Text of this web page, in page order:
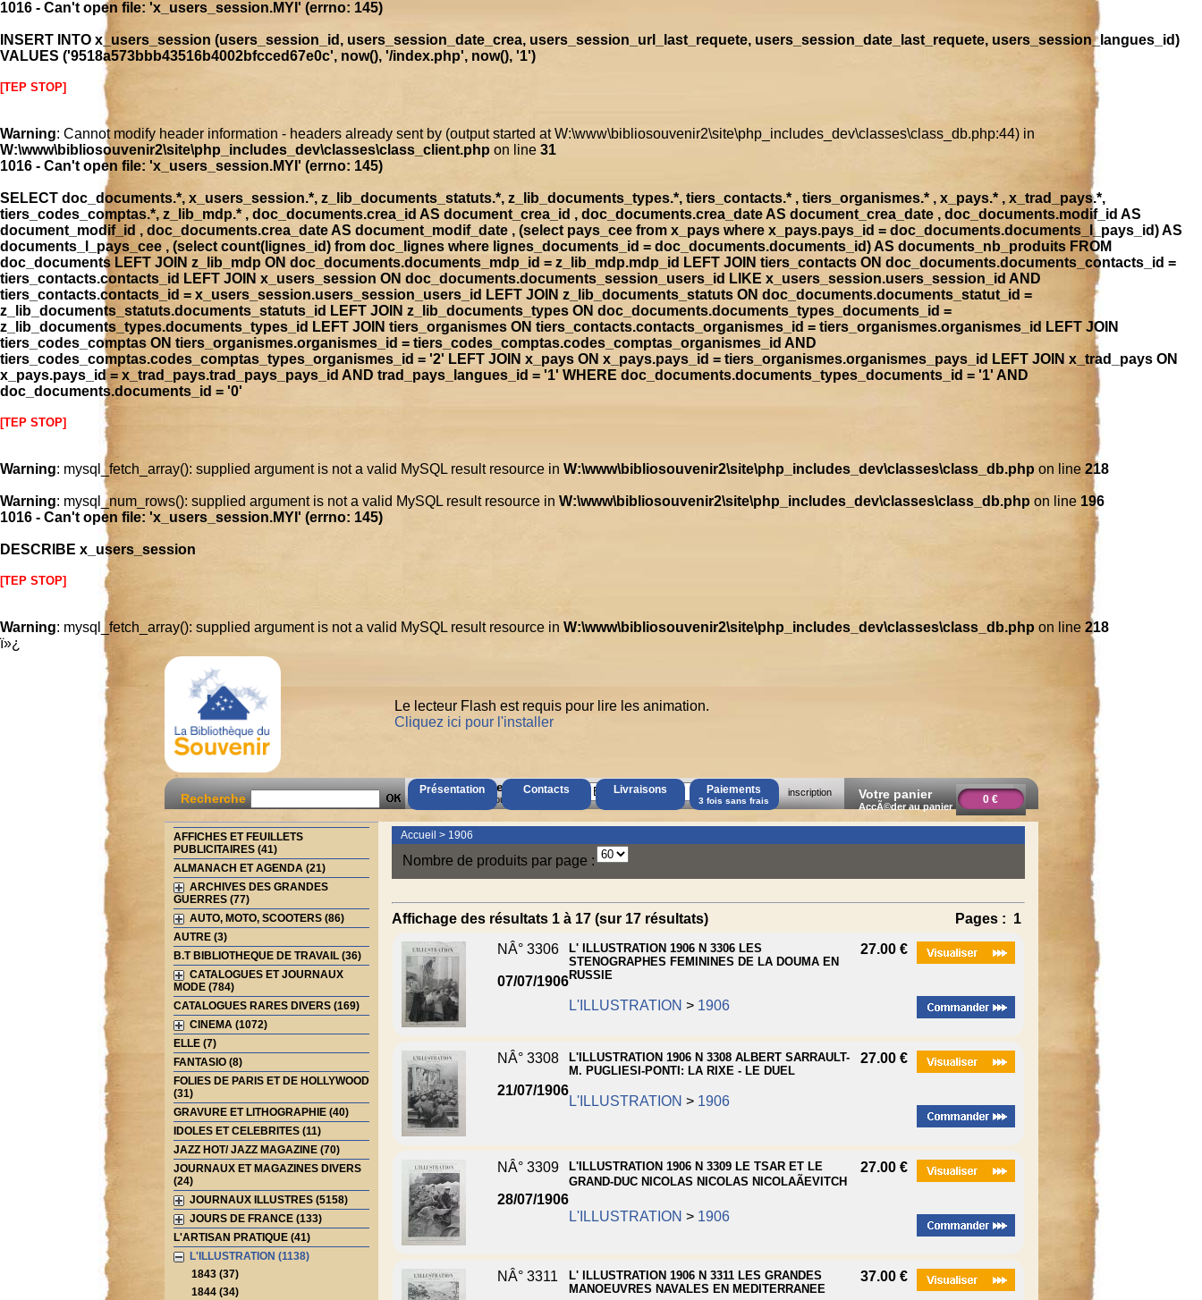
1016 - Can't open file: 'x_users_session.MYI' (errno: 145)
INSERT INTO x_users_session (users_session_id, users_session_date_crea, users_session_url_last_requete, users_session_date_last_requete, users_session_langues_id)
VALUES ('9518a573bbb43516b4002bfcced67e0c', now(), '/index.php', now(), '1')
[TEP STOP]
Warning: Cannot modify header information - headers already sent by (output started at W:\www\bibliosouvenir2\site\php_includes_dev\classes\class_db.php:44) in
W:\www\bibliosouvenir2\site\php_includes_dev\classes\class_client.php on line 31
1016 - Can't open file: 'x_users_session.MYI' (errno: 145)
SELECT doc_documents.*, x_users_session.*, z_lib_documents_statuts.*, z_lib_documents_types.*, tiers_contacts.* , tiers_organismes.* , x_pays.* , x_trad_pays.*,
tiers_codes_comptas.*, z_lib_mdp.* , doc_documents.crea_id AS document_crea_id , doc_documents.crea_date AS document_crea_date , doc_documents.modif_id AS
document_modif_id , doc_documents.crea_date AS document_modif_date , (select pays_cee from x_pays where x_pays.pays_id = doc_documents.documents_l_pays_id) AS
documents_l_pays_cee , (select count(lignes_id) from doc_lignes where lignes_documents_id = doc_documents.documents_id) AS documents_nb_produits FROM
doc_documents LEFT JOIN z_lib_mdp ON doc_documents.documents_mdp_id = z_lib_mdp.mdp_id LEFT JOIN tiers_contacts ON doc_documents.documents_contacts_id =
tiers_contacts.contacts_id LEFT JOIN x_users_session ON doc_documents.documents_session_users_id LIKE x_users_session.users_session_id AND
tiers_contacts.contacts_id = x_users_session.users_session_users_id LEFT JOIN z_lib_documents_statuts ON doc_documents.documents_statut_id =
z_lib_documents_statuts.documents_statuts_id LEFT JOIN z_lib_documents_types ON doc_documents.documents_types_documents_id =
z_lib_documents_types.documents_types_id LEFT JOIN tiers_organismes ON tiers_contacts.contacts_organismes_id = tiers_organismes.organismes_id LEFT JOIN
tiers_codes_comptas ON tiers_organismes.organismes_id = tiers_codes_comptas.codes_comptas_organismes_id AND
tiers_codes_comptas.codes_comptas_types_organismes_id = '2' LEFT JOIN x_pays ON x_pays.pays_id = tiers_organismes.organismes_pays_id LEFT JOIN x_trad_pays ON
x_pays.pays_id = x_trad_pays.trad_pays_pays_id AND trad_pays_langues_id = '1' WHERE doc_documents.documents_types_documents_id = '1' AND
doc_documents.documents_id = '0'
[TEP STOP]
Warning: mysql_fetch_array(): supplied argument is not a valid MySQL result resource in W:\www\bibliosouvenir2\site\php_includes_dev\classes\class_db.php on line 218
Warning: mysql_num_rows(): supplied argument is not a valid MySQL result resource in W:\www\bibliosouvenir2\site\php_includes_dev\classes\class_db.php on line 196
1016 - Can't open file: 'x_users_session.MYI' (errno: 145)
DESCRIBE x_users_session
[TEP STOP]
Warning: mysql_fetch_array(): supplied argument is not a valid MySQL result resource in W:\www\bibliosouvenir2\site\php_includes_dev\classes\class_db.php on line 218
ï»¿
Présentation Contacts Livraisons Paiements
3 fois sans frais
Le lecteur Flash est requis pour lire les animation.
Cliquez ici pour l'installer
Recherche
AccÃ¨s Client
Mot de passe oubliÃ© ?
inscription Votre panier
AccÃ©der au panier
0 €
AFFICHES ET FEUILLETS
PUBLICITAIRES (41)
ALMANACH ET AGENDA (21)
ARCHIVES DES GRANDES
GUERRES (77)
AUTO, MOTO, SCOOTERS (86)
AUTRE (3)
B.T BIBLIOTHEQUE DE TRAVAIL (36)
CATALOGUES ET JOURNAUX
MODE (784)
CATALOGUES RARES DIVERS (169)
CINEMA (1072)
ELLE (7)
FANTASIO (8)
FOLIES DE PARIS ET DE HOLLYWOOD
(31)
GRAVURE ET LITHOGRAPHIE (40)
IDOLES ET CELEBRITES (11)
JAZZ HOT/ JAZZ MAGAZINE (70)
JOURNAUX ET MAGAZINES DIVERS
(24)
JOURNAUX ILLUSTRES (5158)
JOURS DE FRANCE (133)
L'ARTISAN PRATIQUE (41)
L'ILLUSTRATION (1138)
1843 (37)
1844 (34)
Accueil > 1906
Nombre de produits par page :
Affichage des résultats 1 à 17 (sur 17 résultats) Pages : 1
NÂ° 3306
07/07/1906
L' ILLUSTRATION 1906 N 3306 LES
STENOGRAPHES FEMININES DE LA DOUMA EN
RUSSIE
L'ILLUSTRATION > 1906
27.00 €
NÂ° 3308
21/07/1906
L'ILLUSTRATION 1906 N 3308 ALBERT SARRAULT-
M. PUGLIESI-PONTI: LA RIXE - LE DUEL
L'ILLUSTRATION > 1906
27.00 €
NÂ° 3309
28/07/1906
L'ILLUSTRATION 1906 N 3309 LE TSAR ET LE
GRAND-DUC NICOLAS NICOLAS NICOLAÃEVITCH
L'ILLUSTRATION > 1906
27.00 €
NÂ° 3311
L' ILLUSTRATION 1906 N 3311 LES GRANDES
MANOEUVRES NAVALES EN MEDITERRANEE
37.00 €